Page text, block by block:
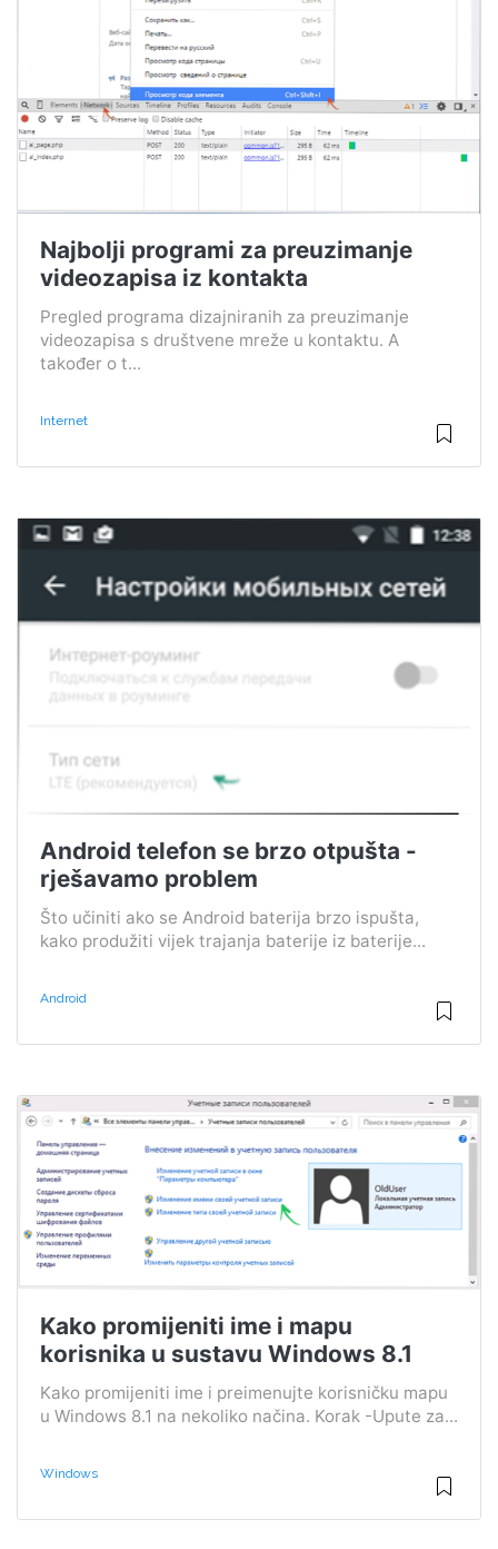
Najbolji programi za preuzimanje
videozapisa iz kontakta
Pregled programa dizajniranih za preuzimanje
videozapisa s društvene mreže u kontaktu. A
također o t...
Internet
Android telefon se brzo otpušta -
rješavamo problem
Što učiniti ako se Android baterija brzo ispušta,
kako produžiti vijek trajanja baterije iz baterije...
Android
Kako promijeniti ime i mapu
korisnika u sustavu Windows 8.1
Kako promijeniti ime i preimenujte korisničku mapu
u Windows 8.1 na nekoliko načina. Korak -Upute za...
Windows